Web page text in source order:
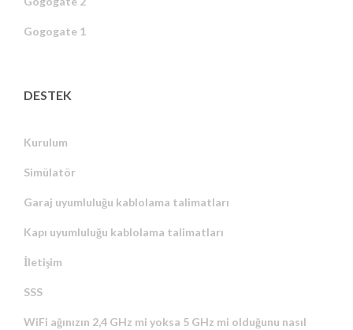
Gogogate 1
DESTEK
Kurulum
Simülatör
Garaj uyumluluğu kablolama talimatları
Kapı uyumluluğu kablolama talimatları
İletişim
SSS
WiFi ağınızın 2,4 GHz mi yoksa 5 GHz mi olduğunu nasıl